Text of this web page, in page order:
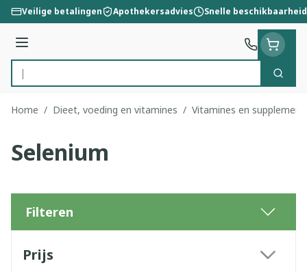
Ga naar de inhoud
Veilige betalingen Apothekersadvies Snelle beschikbaarheid
Menu
Product, merk, categorie...
Zoek
Home / Dieet, voeding en vitamines / Vitamines en
Selenium
Filteren
Prijs